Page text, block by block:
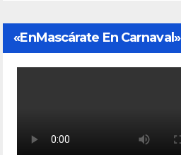
«EnMascárate En Carnaval»